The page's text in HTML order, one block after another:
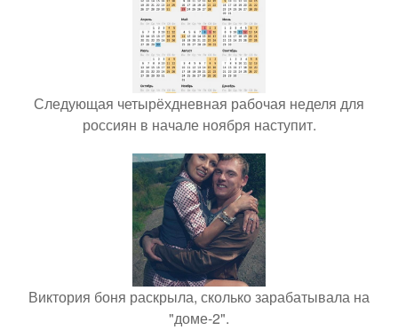
Следующая четырёхдневная рабочая неделя для
россиян в начале ноября наступит.
Виктория боня раскрыла, сколько зарабатывала на
"доме-2".